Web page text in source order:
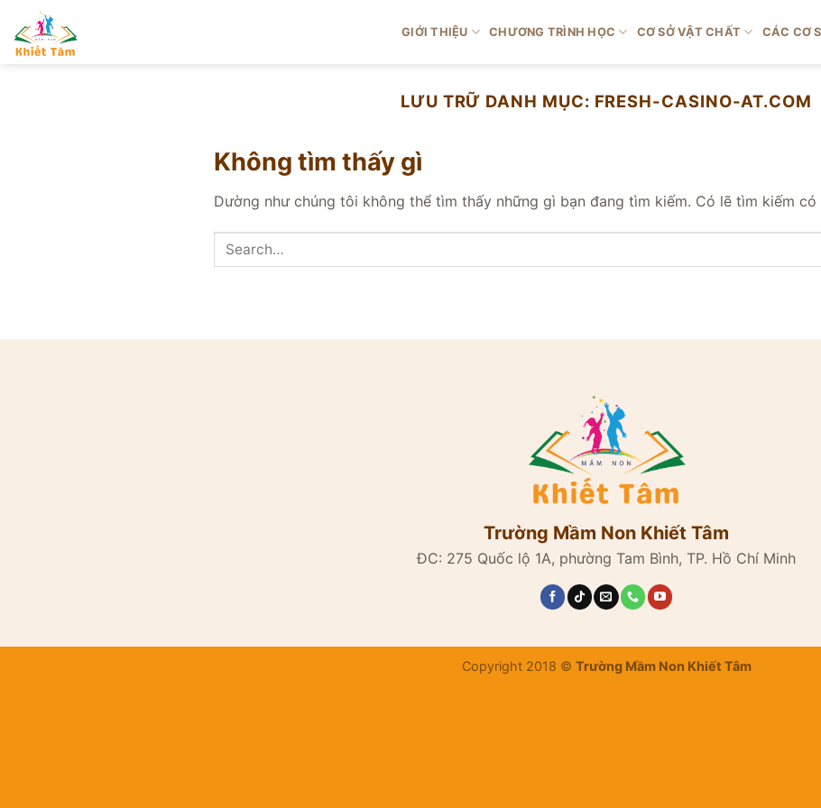
qua
nội
GIỚI THIỆU CHƯƠNG TRÌNH HỌC CƠ SỞ VẬT CHẤT CÁC CƠ
LƯU TRỮ DANH MỤC: FRESH-CASINO-AT.COM
Không tìm thấy gì
Dường như chúng tôi không thể tìm thấy những gì bạn đang tìm kiếm. Có lẽ tìm kiếm có
Trường Mầm Non Khiết Tâm
ĐC: 275 Quốc lộ 1A, phường Tam Bình, TP. Hồ Chí Minh
Copyright 2018 © Trường Mầm Non Khiết Tâm